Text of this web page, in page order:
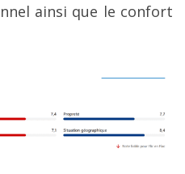
ainsi que le confort